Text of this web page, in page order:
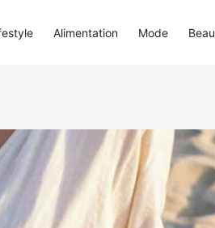
Alimentation Mode